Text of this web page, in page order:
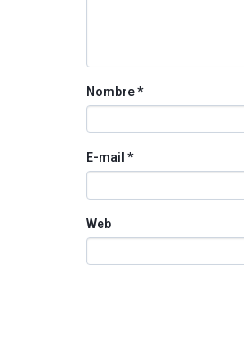
Nombre*
E-mail *
Web